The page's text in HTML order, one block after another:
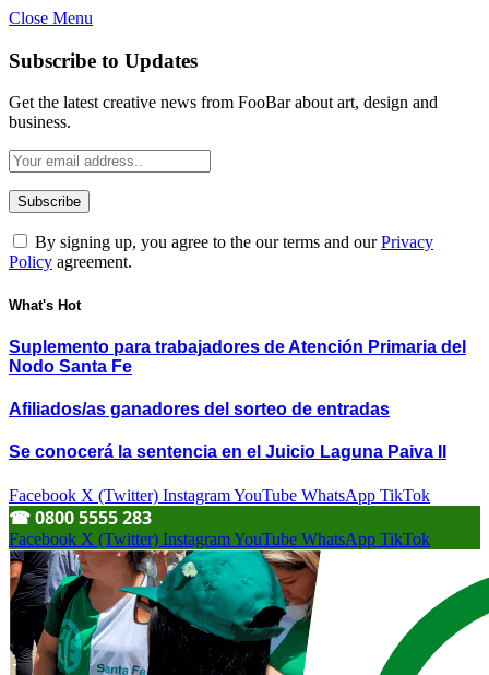
Close Menu
Subscribe to Updates
Get the latest creative news from FooBar about art, design and
business.
By signing up, you agree to the our terms and ourPrivacy
Policy agreement.
What's Hot
Suplemento para trabajadores de Atención Primaria del
Nodo Santa Fe
Afiliados/as ganadores del sorteo de entradas
Se conocerá la sentencia en el Juicio Laguna Paiva II
Facebook X (Twitter) InstagramYouTube WhatsApp TikTok
☎︎ 0800 5555 283
Facebook X (Twitter) InstagramYouTube WhatsApp TikTok